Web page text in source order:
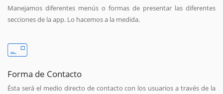
Manejamos diferentes menús o formas de presentar las diferentes
secciones de la app. Lo hacemos a la medida.
Forma de Contacto
Ésta será el medio directo de contacto con los usuarios a través de la